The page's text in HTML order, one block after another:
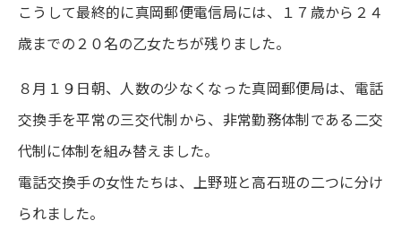
こうして最終的に真岡郵便電信局には、１７歳から２４
歳までの２０名の乙女たちが残りました。
８月１９日朝、人数の少なくなった真岡郵便局は、電話
交換手を平常の三交代制から、非常勤務体制である二交
代制に体制を組み替えました。
電話交換手の女性たちは、上野班と高石班の二つに分け
られました。